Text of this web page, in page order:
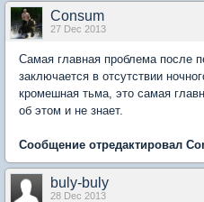
Consum
27 Dec 2013
Самая главная проблема после
заключается в отсутствии
кромешная тьма, это самая
об этом и не знает.
Сообщение отредактировал
buly-buly
28 Dec 2013